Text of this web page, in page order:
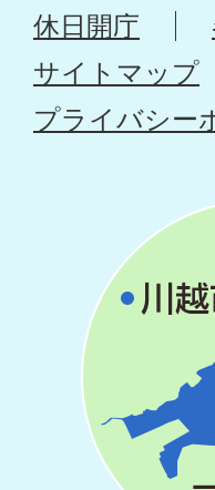
休日開庁
サイトマップ
プライバシー